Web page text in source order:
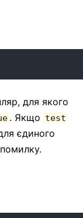
для якого
. Якщо test
єдиного